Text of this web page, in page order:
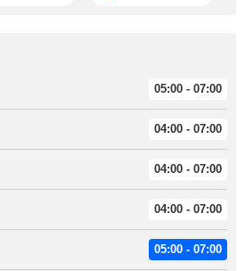
05:00 - 07:00
04:00 - 07:00
04:00 - 07:00
04:00 - 07:00
05:00 - 07:00